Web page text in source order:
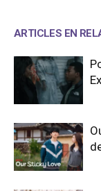
ARTICLES EN